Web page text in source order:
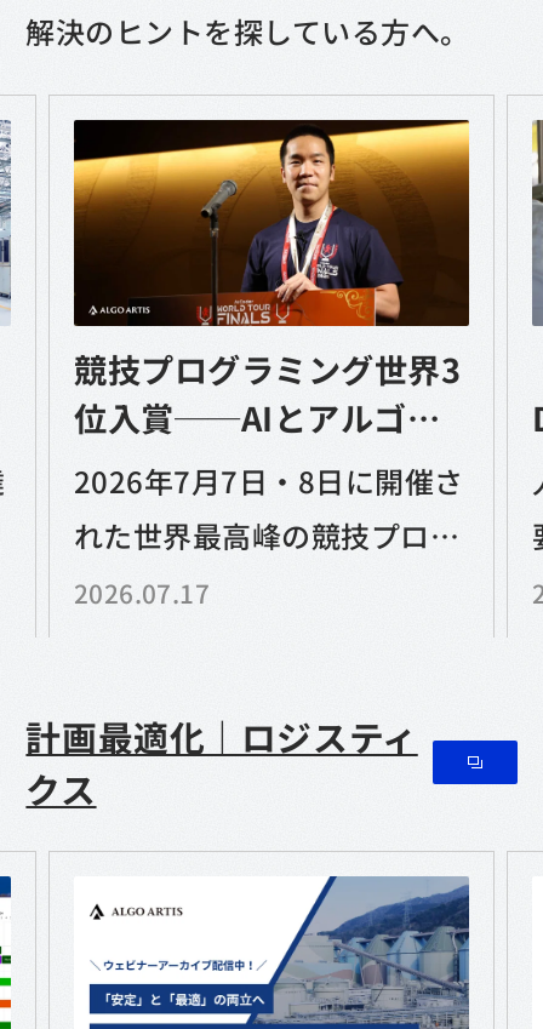
解決のヒントを探している方へ。
競技プログラミング世界3
位入賞──AIとアルゴリ
ズムが切り拓く、課題解
決の未来
2026年7月7日・8日に開催さ
れた世界最高峰の競技プログ
ラミング大会「AtCoder
2026.07.17
計画最適化｜ロジスティ
クス